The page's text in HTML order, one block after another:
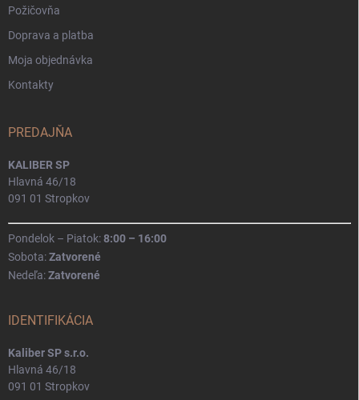
Požičovňa
Doprava a platba
Moja objednávka
Kontakty
PREDAJŇA
KALIBER SP
Hlavná 46/18
091 01 Stropkov
Pondelok – Piatok:8:00 – 16:00
Sobota:Zatvorené
Nedeľa:Zatvorené
IDENTIFIKÁCIA
Kaliber SP s.r.o.
Hlavná 46/18
091 01 Stropkov